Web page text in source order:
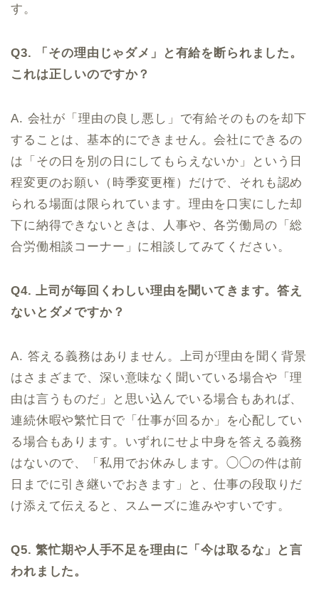
す。
Q3. 「その理由じゃダメ」と有給を断られました。
これは正しいのですか？
A. 会社が「理由の良し悪し」で有給そのものを却下
することは、基本的にできません。会社にできるの
は「その日を別の日にしてもらえないか」という日
程変更のお願い（時季変更権）だけで、それも認め
られる場面は限られています。理由を口実にした却
下に納得できないときは、人事や、各労働局の「総
合労働相談コーナー」に相談してみてください。
Q4. 上司が毎回くわしい理由を聞いてきます。答え
ないとダメですか？
A. 答える義務はありません。上司が理由を聞く背景
はさまざまで、深い意味なく聞いている場合や「理
由は言うものだ」と思い込んでいる場合もあれば、
連続休暇や繁忙日で「仕事が回るか」を心配してい
る場合もあります。いずれにせよ中身を答える義務
はないので、「私用でお休みします。◯◯の件は前
日までに引き継いでおきます」と、仕事の段取りだ
け添えて伝えると、スムーズに進みやすいです。
Q5. 繁忙期や人手不足を理由に「今は取るな」と言
われました。